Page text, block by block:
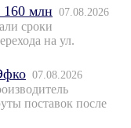
160 млн 07.08.2026
сроки
на ул.
07.08.2026
поставок после